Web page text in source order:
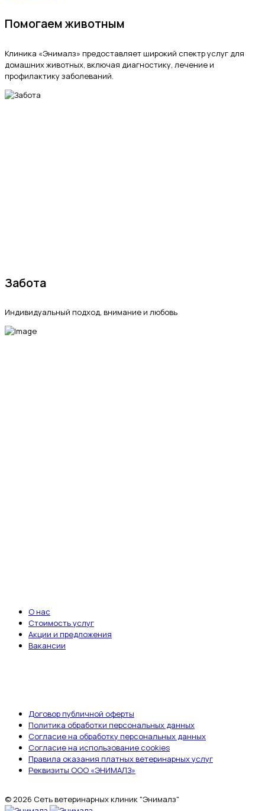
Помогаем животным
Клиника «Энималз» предоставляет широкий спектр услуг для
домашних животных, включая диагностику, лечение и
профилактику заболеваний.
Забота
Индивидуальный подход, внимание и любовь
О нас
Стоимость услуг
Акции и предложения
Вакансии
Договор публичной оферты
Политика обработки персональных данных
Согласие на обработку персональных данных
Согласие на использование cookies
Правила оказания платных ветеринарных услуг
Реквизиты ООО «ЭНИМАЛЗ»
© 2026 Сеть ветеринарных клиник "Энималз"